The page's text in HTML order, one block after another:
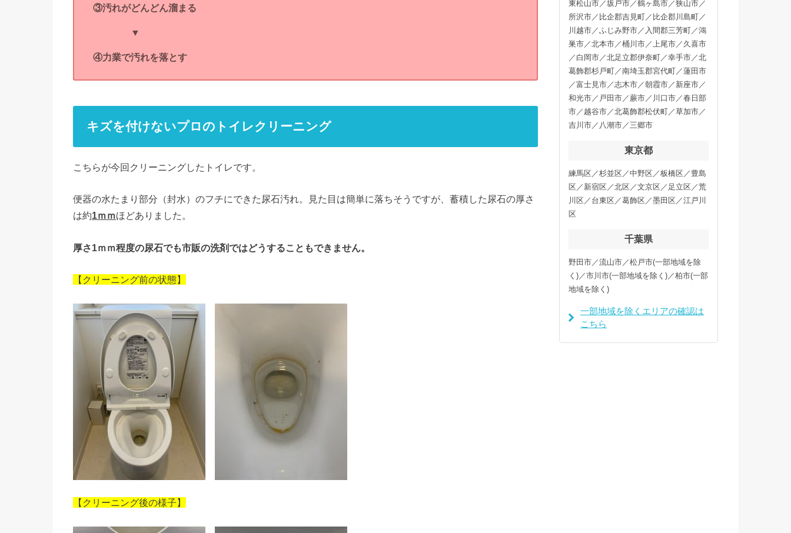
③汚れがどんどん溜まる
▼
④力業で汚れを落とす
キズを付けないプロのトイレクリーニング
こちらが今回クリーニングしたトイレです。
便器の水たまり部分（封水）のフチにできた尿石汚れ。見た目は簡単に落ちそうですが、蓄積した尿石の厚さ
は約1ｍｍほどありました。
厚さ1ｍｍ程度の尿石でも市販の洗剤ではどうすることもできません。
【クリーニング前の状態】
【クリーニング後の様子】
東松山市／坂戸市／鶴ヶ島市／狭山市／
所沢市／比企郡吉見町／比企郡川島町／
川越市／ふじみ野市／入間郡三芳町／鴻
巣市／北本市／桶川市／上尾市／久喜市
／白岡市／北足立郡伊奈町／幸手市／北
葛飾郡杉戸町／南埼玉郡宮代町／蓮田市
／富士見市／志木市／朝霞市／新座市／
和光市／戸田市／蕨市／川口市／春日部
市／越谷市／北葛飾郡松伏町／草加市／
吉川市／八潮市／三郷市
東京都
練馬区／杉並区／中野区／板橋区／豊島
区／新宿区／北区／文京区／足立区／荒
川区／台東区／葛飾区／墨田区／江戸川
区
千葉県
野田市／流山市／松戸市(一部地域を除
く)／市川市(一部地域を除く)／柏市(一部
地域を除く)
一部地域を除くエリアの確認は
こちら